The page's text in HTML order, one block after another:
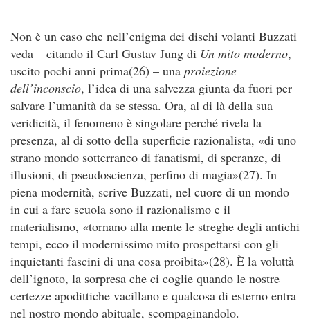
Non è un caso che nell’enigma dei dischi volanti Buzzati
veda – citando il Carl Gustav Jung di Un mito moderno,
uscito pochi anni prima(26) – una proiezione
dell’inconscio, l’idea di una salvezza giunta da fuori per
salvare l’umanità da se stessa. Ora, al di là della sua
veridicità, il fenomeno è singolare perché rivela la
presenza, al di sotto della superficie razionalista, «di uno
strano mondo sotterraneo di fanatismi, di speranze, di
illusioni, di pseudoscienza, perfino di magia»(27). In
piena modernità, scrive Buzzati, nel cuore di un mondo
in cui a fare scuola sono il razionalismo e il
materialismo, «tornano alla mente le streghe degli antichi
tempi, ecco il modernissimo mito prospettarsi con gli
inquietanti fascini di una cosa proibita»(28). È la voluttà
dell’ignoto, la sorpresa che ci coglie quando le nostre
certezze apodittiche vacillano e qualcosa di esterno entra
nel nostro mondo abituale, scompaginandolo.